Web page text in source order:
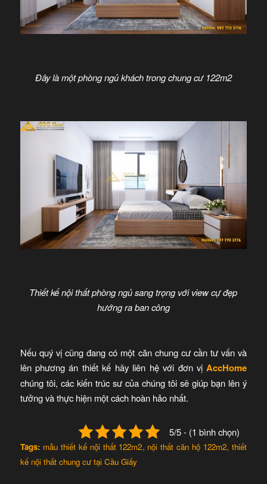
Đây là một phòng ngủ khách trong chung cư 122m2
Thiết kế nội thất phòng ngủ sang trọng với view cự đẹp
hướng ra ban công
Nếu quý vị cũng đang có một căn chung cư cần tư vấn và
lên phương án thiết kế hãy liên hệ với đơn vị AccHome
chúng tôi, các kiến trúc sư của chúng tôi sẽ giúp bạn lên ý
tưởng và thực hiện một cách hoàn hảo nhất.
5/5 - (1 bình chọn)
Tags: mẫu thiết kế nội thất 122m2, nội thất căn hộ 122m2,thiết
kế nội thất chung cư tại Cầu Giấy